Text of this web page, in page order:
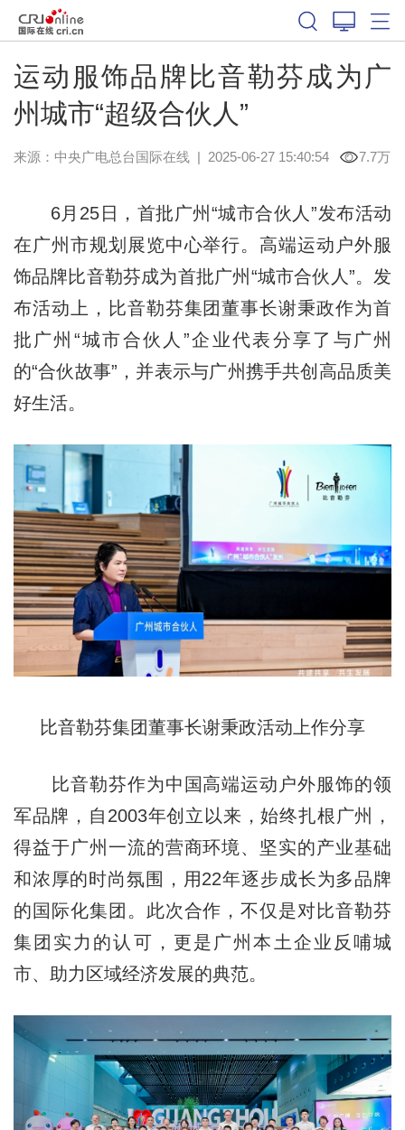
运动服饰品牌比音勒芬成为广
州城市“超级合伙人”
来源：中央广电总台国际在线| 2025-06-27 15:40:54 7.7万
6月25日，首批广州“城市合伙人”发布活动
在广州市规划展览中心举行。高端运动户外服
饰品牌比音勒芬成为首批广州“城市合伙人”。发
布活动上，比音勒芬集团董事长谢秉政作为首
批广州“城市合伙人”企业代表分享了与广州
的“合伙故事”，并表示与广州携手共创高品质美
好生活。
比音勒芬集团董事长谢秉政活动上作分享
比音勒芬作为中国高端运动户外服饰的领
军品牌，自2003年创立以来，始终扎根广州，
得益于广州一流的营商环境、坚实的产业基础
和浓厚的时尚氛围，用22年逐步成长为多品牌
的国际化集团。此次合作，不仅是对比音勒芬
集团实力的认可，更是广州本土企业反哺城
市、助力区域经济发展的典范。